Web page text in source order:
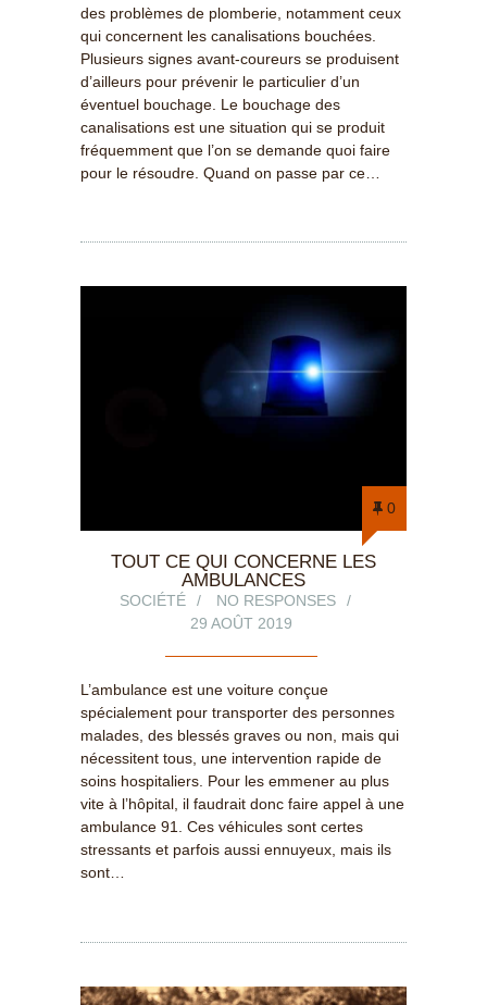
des problèmes de plomberie, notamment ceux
qui concernent les canalisations bouchées.
Plusieurs signes avant-coureurs se produisent
d’ailleurs pour prévenir le particulier d’un
éventuel bouchage. Le bouchage des
canalisations est une situation qui se produit
fréquemment que l’on se demande quoi faire
pour le résoudre. Quand on passe par ce…
0
TOUT CE QUI CONCERNE LES
AMBULANCES
SOCIÉTÉ
NO RESPONSES
29 AOÛT 2019
L’ambulance est une voiture conçue
spécialement pour transporter des personnes
malades, des blessés graves ou non, mais qui
nécessitent tous, une intervention rapide de
soins hospitaliers. Pour les emmener au plus
vite à l’hôpital, il faudrait donc faire appel à une
ambulance 91. Ces véhicules sont certes
stressants et parfois aussi ennuyeux, mais ils
sont…